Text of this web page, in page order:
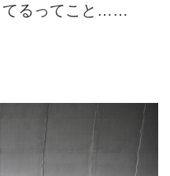
てるってこと……